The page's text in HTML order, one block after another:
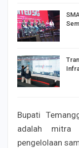
Bupati
adalah mitra
pengelolaan